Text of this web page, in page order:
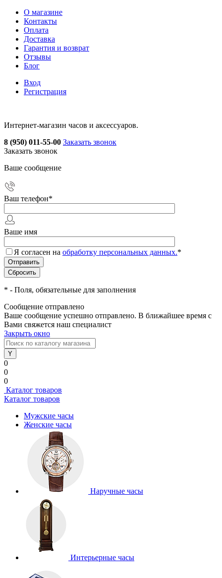
О магазине
Контакты
Оплата
Доставка
Гарантия и возврат
Отзывы
Блог
Вход
Регистрация
Интернет-магазин часов и аксессуаров.
8 (950) 011-55-00 Заказать звонок
Заказать звонок
Ваше сообщение
Ваш телефон*
Ваше имя
Я согласен на обработку персональных данных.*
* - Поля, обязательные для заполнения
Сообщение отправлено
Ваше сообщение успешно отправлено. В ближайшее время с
Вами свяжется наш специалист
Закрыть окно
0
0
0
Каталог товаров
Каталог товаров
Мужские часы
Женские часы
Наручные часы
Интерьерные часы